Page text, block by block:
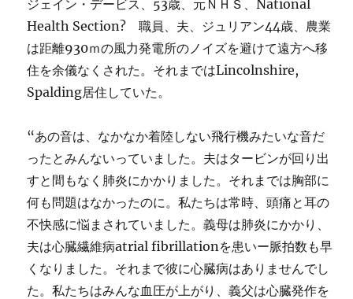
ジェイン・デービス、53歳、元ＮＨＳ、National
Health Section? 職員、夫、ジュリアン44歳、農業
は距離930ｍの風力発電所のノイズを避けて遠方へ移
住を余儀なくされた。それまではLincolnshire,
Spalding居住していた。
“あの音は、なかなか着陸しない飛行機みたいな音だ
ったとみんないっていました。夫はタービンが回り出
すと間もなく肺炎にかかりました。それまでは胸部に
何も問題はなかったのに。私たちは常時、頭痛と耳の
不快感に悩まされていました。義母は肺炎にかかり、
夫は心臓繊維病atrial fibrillationを患いー脈拍数も早
くなりました。それまで彼に心臓病はありませんでし
た。私たちはみんな血圧が上がり、義父は心臓発作を